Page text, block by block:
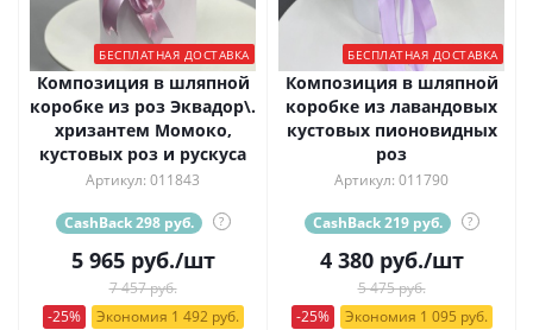
БЕСПЛАТНАЯ ДОСТАВКА
Композиция в шляпной
коробке из роз Эквадор\.
хризантем Момоко,
кустовых роз и рускуса
Артикул: 011843
CashBack 298 руб. ?
5 965руб./шт
7 457 руб.
-25%
Экономия 1 492 руб.
БЕСПЛАТНАЯ ДОСТАВКА
Композиция в шляпной
коробке из лавандовых
кустовых пионовидных
роз
Артикул: 011790
CashBack 219 руб. ?
4 380руб./шт
5 475 руб.
-25%
Экономия 1 095 руб.